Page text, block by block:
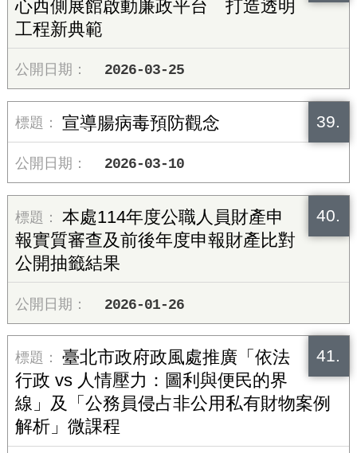
心西側展館啟動廉政平台 打造透明
工程新典範
2026-03-25
39.
宣導腸病毒預防觀念
2026-03-10
40.
本處114年度公職人員財產申
報實質審查及前後年度申報財產比對
公開抽籤結果
2026-01-26
41.
臺北市政府政風處推廣「依法
行政 vs 人情壓力：圖利與便民的界
線」及「公務員侵占非公用私有財物案例
解析」微課程